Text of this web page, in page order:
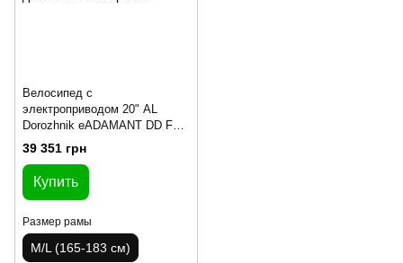
Велосипед с
электроприводом 20" AL
Dorozhnik eADAMANT DD FR
рама-18,5" 48B 17.5А*ч 500Вт
серебристый 2025
39 351 грн
Купить
Размер рамы
M/L (165-183 см)